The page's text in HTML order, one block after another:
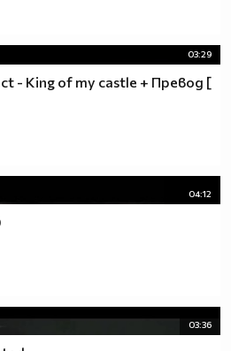
03:29
- King of my castle + Превод [
04:12
03:36